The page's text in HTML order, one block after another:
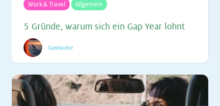
Work & Travel Allgemein
5 Grün­de, war­um sich ein Gap Year lohnt
Gastautor